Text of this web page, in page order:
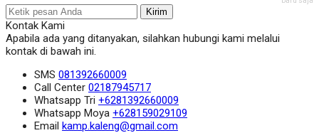
Kirim
Kontak Kami
Apabila ada yang ditanyakan, silahkan hubungi kami melalui
kontak di bawah ini.
SMS 081392660009
Call Center 02187945717
Whatsapp Tri +6281392660009
Whatsapp Moya +628159029109
Email kamp.kaleng@gmail.com